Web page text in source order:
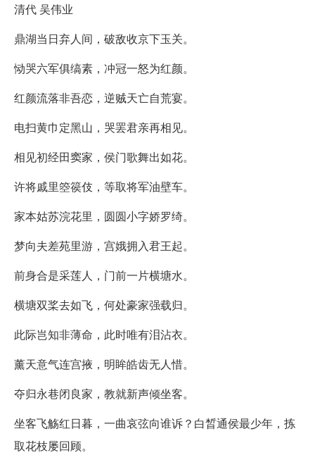
清代 吴伟业
鼎湖当日弃人间，破敌收京下玉关。
恸哭六军俱缟素，冲冠一怒为红颜。
红颜流落非吾恋，逆贼天亡自荒宴。
电扫黄巾定黑山，哭罢君亲再相见。
相见初经田窦家，侯门歌舞出如花。
许将戚里箜篌伎，等取将军油壁车。
家本姑苏浣花里，圆圆小字娇罗绮。
梦向夫差苑里游，宫娥拥入君王起。
前身合是采莲人，门前一片横塘水。
横塘双桨去如飞，何处豪家强载归。
此际岂知非薄命，此时唯有泪沾衣。
薰天意气连宫掖，明眸皓齿无人惜。
夺归永巷闭良家，教就新声倾坐客。
坐客飞觞红日暮，一曲哀弦向谁诉？白晳通侯最少年，拣
取花枝屡回顾。